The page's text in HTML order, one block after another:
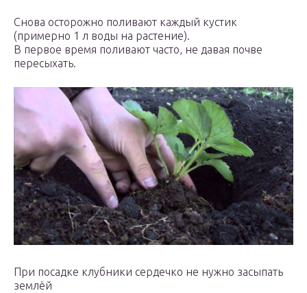
Снова осторожно поливают каждый кустик
(примерно 1 л воды на растение).
В первое время поливают часто, не давая почве
пересыхать.
При посадке клубники сердечко не нужно засыпать
землёй